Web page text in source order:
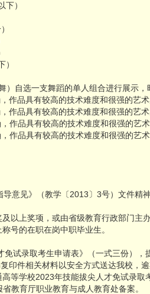
）
自选一支舞蹈的单人组合进行展示，
作品具有较高的技术难度和很强的艺
作品具有较高的技术难度和很强的艺
作品具有较高的技术难度和很强的艺
作品具有较高的技术难度和很强的艺
意见》（教学〔2013〕3号）文件
以上奖项，或由省级教育行政部门主
号的在职在岗中职毕业生。
试录取考生申请表》（一式三份）
印件相关材料以安全方式送达我校，逾
等学校2023年技能拔尖人才免试录
教育厅职业教育与成人教育处备案。